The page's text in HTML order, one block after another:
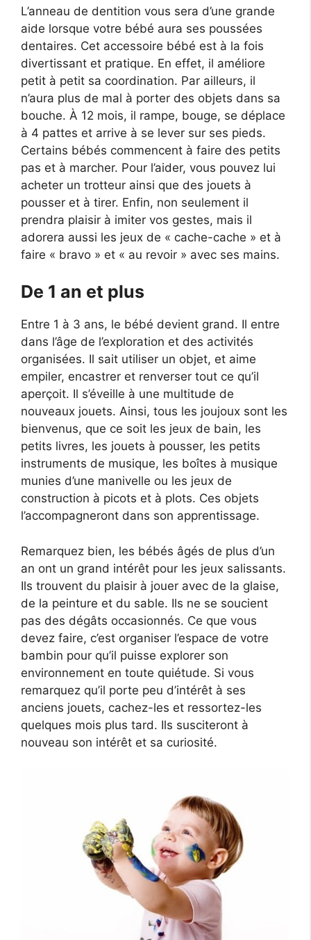
L’anneau de dentition vous sera d’une grande
aide lorsque votre bébé aura ses poussées
dentaires. Cet accessoire bébé est à la fois
divertissant et pratique. En effet, il améliore
petit à petit sa coordination. Par ailleurs, il
n’aura plus de mal à porter des objets dans sa
bouche. À 12 mois, il rampe, bouge, se déplace
à 4 pattes et arrive à se lever sur ses pieds.
Certains bébés commencent à faire des petits
pas et à marcher. Pour l’aider, vous pouvez lui
acheter un trotteur ainsi que des jouets à
pousser et à tirer. Enfin, non seulement il
prendra plaisir à imiter vos gestes, mais il
adorera aussi les jeux de « cache-cache » et à
faire « bravo » et « au revoir » avec ses mains.
De 1 an et plus
Entre 1 à 3 ans, le bébé devient grand. Il entre
dans l’âge de l’exploration et des activités
organisées. Il sait utiliser un objet, et aime
empiler, encastrer et renverser tout ce qu’il
aperçoit. Il s’éveille à une multitude de
nouveaux jouets. Ainsi, tous les joujoux sont les
bienvenus, que ce soit les jeux de bain, les
petits livres, les jouets à pousser, les petits
instruments de musique, les boîtes à musique
munies d’une manivelle ou les jeux de
construction à picots et à plots. Ces objets
l’accompagneront dans son apprentissage.
Remarquez bien, les bébés âgés de plus d’un
an ont un grand intérêt pour les jeux salissants.
Ils trouvent du plaisir à jouer avec de la glaise,
de la peinture et du sable. Ils ne se soucient
pas des dégâts occasionnés. Ce que vous
devez faire, c’est organiser l’espace de votre
bambin pour qu’il puisse explorer son
environnement en toute quiétude. Si vous
remarquez qu’il porte peu d’intérêt à ses
anciens jouets, cachez-les et ressortez-les
quelques mois plus tard. Ils susciteront à
nouveau son intérêt et sa curiosité.